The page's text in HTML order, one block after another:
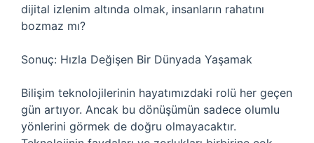
dijital izlenim altında olmak, insanların rahatını
bozmaz mı?
Sonuç: Hızla Değişen Bir Dünyada Yaşamak
Bilişim teknolojilerinin hayatımızdaki rolü her geçen
gün artıyor. Ancak bu dönüşümün sadece olumlu
yönlerini görmek de doğru olmayacaktır.